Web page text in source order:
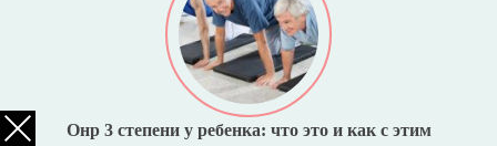
Онр 3 степени у ребенка: что это и как с этим